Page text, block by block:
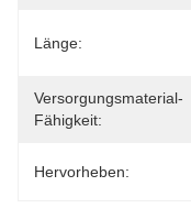
Länge:
Versorgungsmaterial-
Fähigkeit:
Hervorheben: